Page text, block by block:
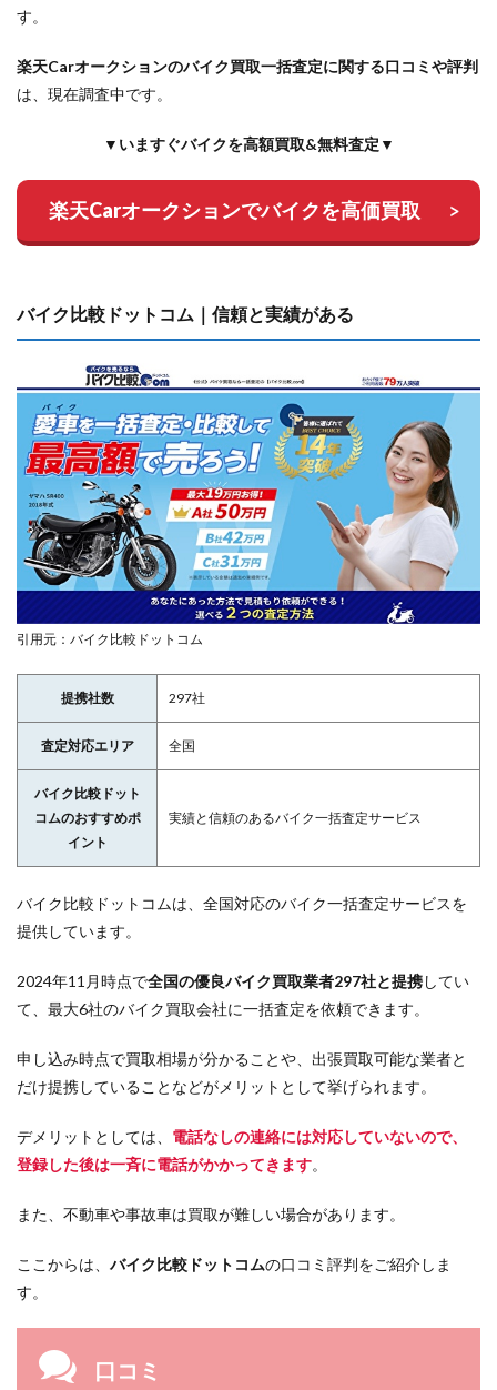
す。
楽天Carオークションのバイク買取一括査定に関する口コミや評判
は、現在調査中です。
▼いますぐバイクを高額買取&無料査定▼
楽天Carオークションでバイクを高価買取
バイク比較ドットコム｜信頼と実績がある
引用元：バイク比較ドットコム
提携社数 297社
査定対応エリア 全国
バイク比較ドット
コムのおすすめポ
イント
実績と信頼のあるバイク一括査定サービス
バイク比較ドットコムは、全国対応のバイク一括査定サービスを
提供しています。
2024年11月時点で全国の優良バイク買取業者297社と提携してい
て、最大6社のバイク買取会社に一括査定を依頼できます。
申し込み時点で買取相場が分かることや、出張買取可能な業者と
だけ提携していることなどがメリットとして挙げられます。
デメリットとしては、 電話なしの連絡には対応していないので、
登録した後は一斉に電話がかかってきます。
また、不動車や事故車は買取が難しい場合があります。
ここからは、 バイク比較ドットコムの口コミ評判をご紹介しま
す。
口コミ